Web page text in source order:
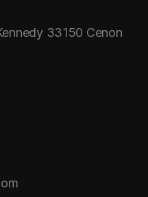
33150 Cenon